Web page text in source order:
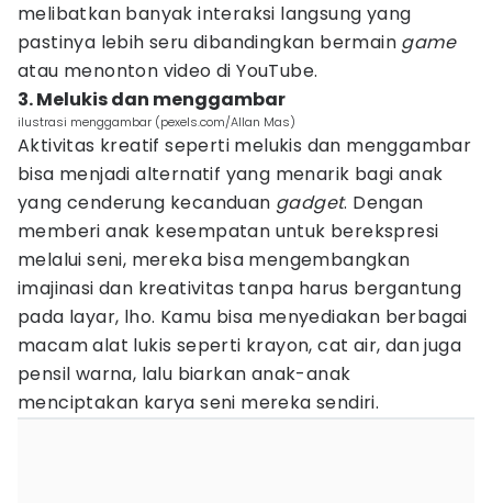
melibatkan banyak interaksi langsung yang
pastinya lebih seru dibandingkan bermain game
atau menonton video di YouTube.
3. Melukis dan menggambar
ilustrasi menggambar (pexels.com/Allan Mas)
Aktivitas kreatif seperti melukis dan menggambar
bisa menjadi alternatif yang menarik bagi anak
yang cenderung kecanduan gadget. Dengan
memberi anak kesempatan untuk berekspresi
melalui seni, mereka bisa mengembangkan
imajinasi dan kreativitas tanpa harus bergantung
pada layar, lho. Kamu bisa menyediakan berbagai
macam alat lukis seperti krayon, cat air, dan juga
pensil warna, lalu biarkan anak-anak
menciptakan karya seni mereka sendiri.